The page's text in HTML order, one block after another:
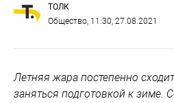
ТОЛК
Общество, 11:30, 27.08.2021
Летняя жара постепенно
заняться подготовкой к зиме.